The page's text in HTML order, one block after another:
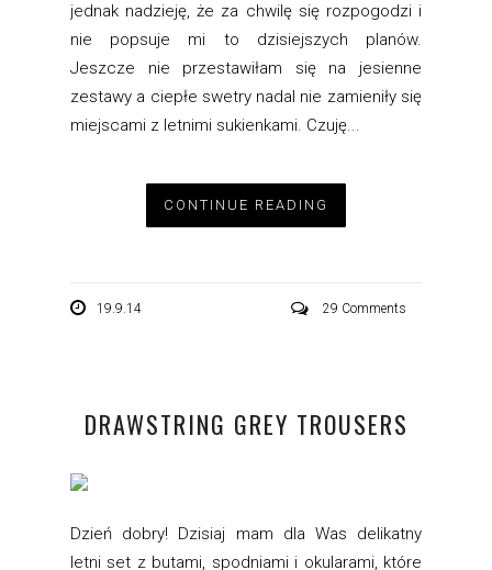
jednak nadzieję, że za chwilę się rozpogodzi i
nie popsuje mi to dzisiejszych planów.
Jeszcze nie przestawiłam się na jesienne
zestawy a ciepłe swetry nadal nie zamieniły się
miejscami z letnimi sukienkami. Czuję...
CONTINUE READING
19.9.14 29 Comments
DRAWSTRING GREY TROUSERS
Dzień dobry! Dzisiaj mam dla Was delikatny
letni set z butami, spodniami i okularami, które